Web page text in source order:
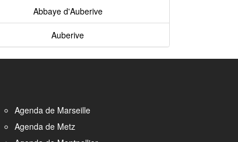
Abbaye d'Auberive
Auberive
Agenda de Marseille
Agenda de Metz